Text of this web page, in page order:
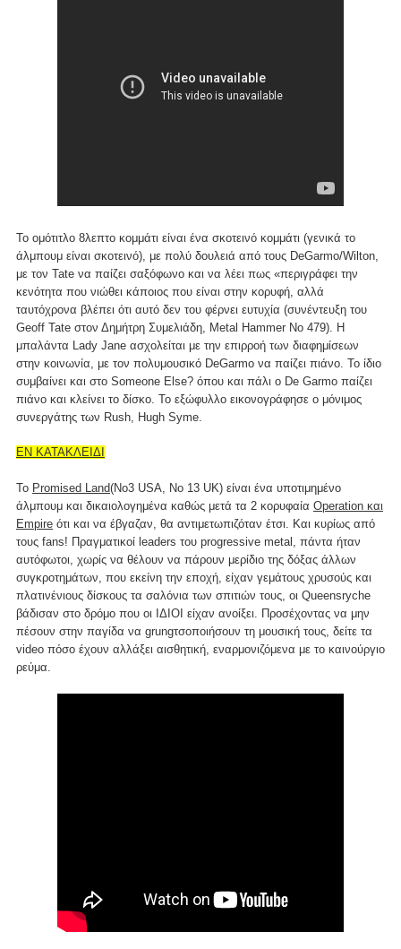
Το ομότιτλο 8λεπτο κομμάτι είναι ένα σκοτεινό κομμάτι (γενικά το
άλμπουμ είναι σκοτεινό), με πολύ δουλειά από τους DeGarmo/Wilton,
με τον Tate να παίζει σαξόφωνο και να λέει πως «περιγράφει την
κενότητα που νιώθει κάποιος που είναι στην κορυφή, αλλά
ταυτόχρονα βλέπει ότι αυτό δεν του φέρνει ευτυχία (συνέντευξη του
Geoff Tate στον Δημήτρη Συμελιάδη, Metal Hammer No 479). Η
μπαλάντα Lady Jane ασχολείται με την επιρροή των διαφημίσεων
στην κοινωνία, με τον πολυμουσικό DeGarmo να παίζει πιάνο. Το ίδιο
συμβαίνει και στο Someone Else? όπου και πάλι ο De Garmo παίζει
πιάνο και κλείνει το δίσκο. To εξώφυλλο εικονογράφησε ο μόνιμος
συνεργάτης των Rush, Hugh Syme.
ΕΝ ΚΑΤΑΚΛΕΙΔΙ
Το Promised Land(No3 USA, No 13 UK) είναι ένα υποτιμημένο
άλμπουμ και δικαιολογημένα καθώς μετά τα 2 κορυφαία Operation και
Empire ότι και να έβγαζαν, θα αντιμετωπιζόταν έτσι. Και κυρίως από
τους fans! Πραγματικοί leaders του progressive metal, πάντα ήταν
αυτόφωτοι, χωρίς να θέλουν να πάρουν μερίδιο της δόξας άλλων
συγκροτημάτων, που εκείνη την εποχή, είχαν γεμάτους χρυσούς και
πλατινένιους δίσκους τα σαλόνια των σπιτιών τους, οι Queensryche
βάδισαν στο δρόμο που οι ΙΔΙΟΙ είχαν ανοίξει. Προσέχοντας να μην
πέσουν στην παγίδα να grungτσοποιήσουν τη μουσική τους, δείτε τα
video πόσο έχουν αλλάξει αισθητική, εναρμονιζόμενα με το καινούργιο
ρεύμα.